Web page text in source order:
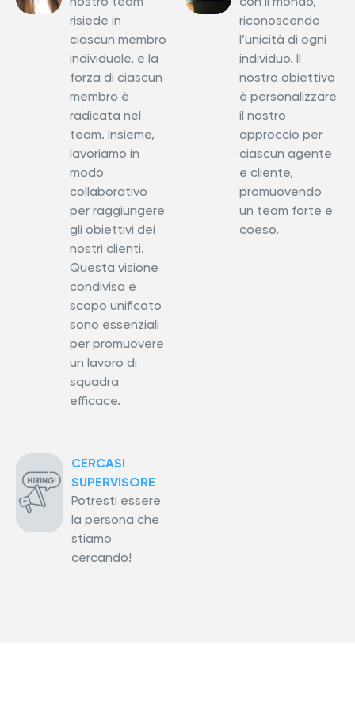
risiede in
ciascun membro
individuale, e la
forza di ciascun
membro è
radicata nel
team. Insieme,
lavoriamo in
modo
collaborativo
per raggiungere
gli obiettivi dei
nostri clienti.
Questa visione
condivisa e
scopo unificato
sono essenziali
per promuovere
un lavoro di
squadra
efficace.
riconoscendo
l’unicità di ogni
individuo. Il
nostro obiettivo
è personalizzare
il nostro
approccio per
ciascun agente
e cliente,
promuovendo
un team forte e
coeso.
CERCASI
SUPERVISORE
Potresti essere
la persona che
stiamo
cercando!